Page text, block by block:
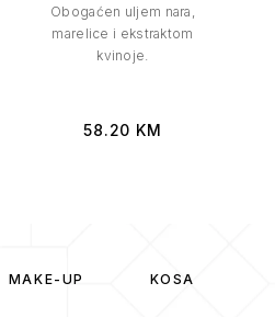
Obogaćen uljem nara,
marelice i ekstraktom
kvinoje.
58.20 KM
MAKE-UP KOSA